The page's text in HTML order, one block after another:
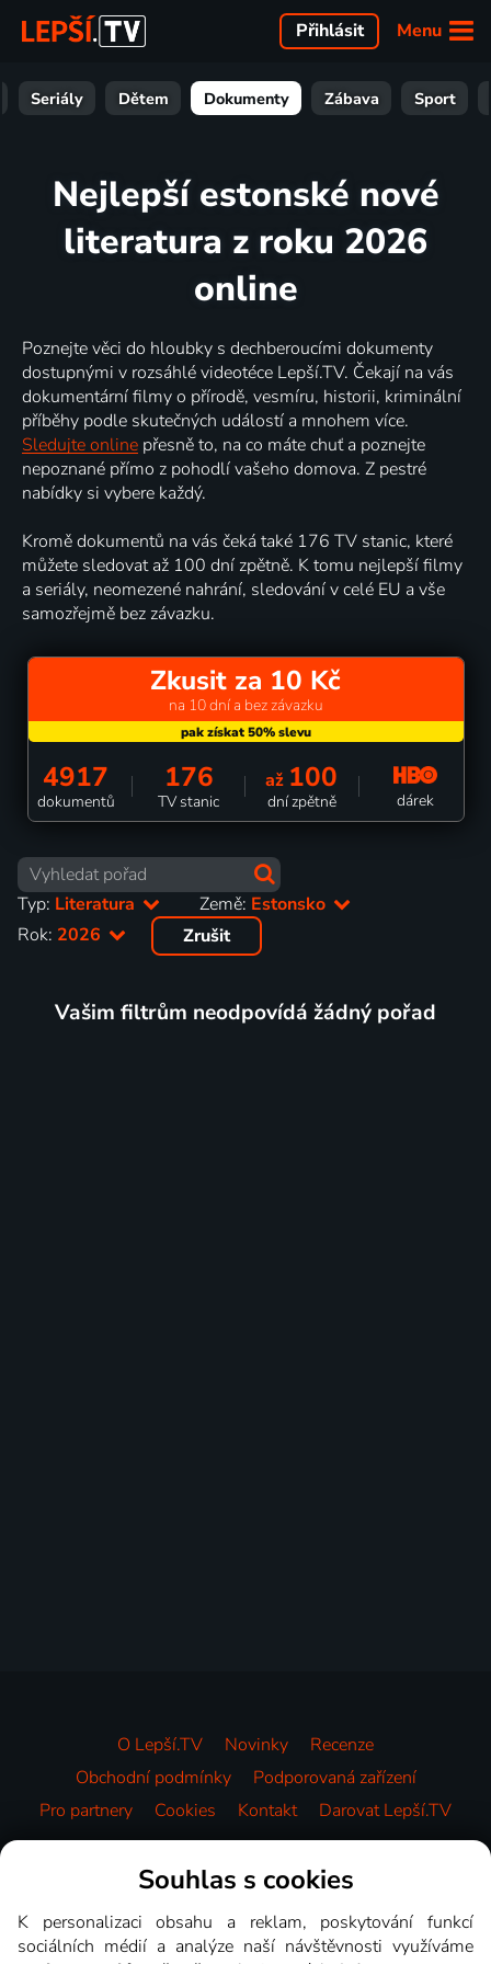
Menu
Přihlásit
Seriály Dětem Dokumenty Zábava Sport
Nejlepší estonské nové
literatura z roku 2026
online
Poznejte věci do hloubky s dechberoucími dokumenty
dostupnými v rozsáhlé videotéce Lepší.TV. Čekají na vás
dokumentární filmy o přírodě, vesmíru, historii, kriminální
příběhy podle skutečných událostí a mnohem více.
Sledujte online přesně to, na co máte chuť a poznejte
nepoznané přímo z pohodlí vašeho domova. Z pestré
nabídky si vybere každý.
Kromě dokumentů na vás čeká také 176 TV stanic, které
můžete sledovat až 100 dní zpětně. K tomu nejlepší filmy
a seriály, neomezené nahrání, sledování v celé EU a vše
samozřejmě bez závazku.
Zkusit za 10 Kč
na 10 dní a bez závazku
4917
dokumentů
176
TV stanic
až 100
dní zpětně dárek
Typ: Literatura Země: Estonsko
Rok: 2026 Zrušit
Vašim filtrům neodpovídá žádný pořad
O Lepší.TV Novinky
Recenze
Obchodní podmínky
Podporovaná zařízení
Pro partnery
Cookies Kontakt Darovat Lepší.TV
Videotéka
Souhlas s cookies
K personalizaci obsahu a reklam, poskytování funkcí
sociálních médií a analýze naší návštěvnosti využíváme